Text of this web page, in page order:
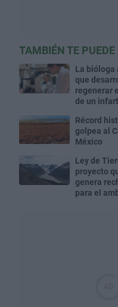
TAMBIÉN TE PUEDE
La bióloga
que
regenerar
de un
Récord
golpea al
México
Ley de
proyecto
genera
para el